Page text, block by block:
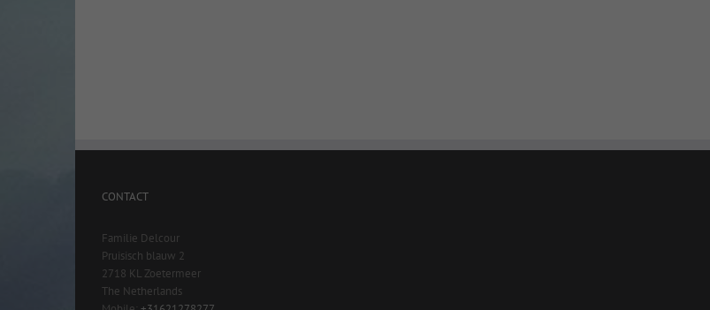
CONTACT
Familie Delcour
Pruisisch blauw 2
2718 KL Zoetermeer
The Netherlands